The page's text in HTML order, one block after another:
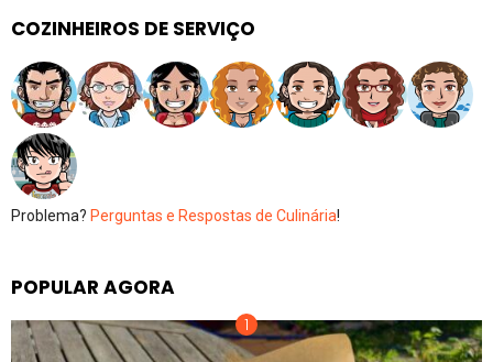
COZINHEIROS DE SERVIÇO
Problema? Perguntas e Respostas de Culinária!
POPULAR AGORA